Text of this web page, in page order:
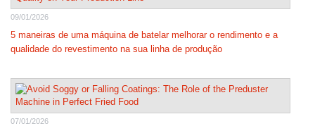
09/01/2026
5 maneiras de uma máquina de batelar melhorar o rendimento e a
qualidade do revestimento na sua linha de produção
07/01/2026